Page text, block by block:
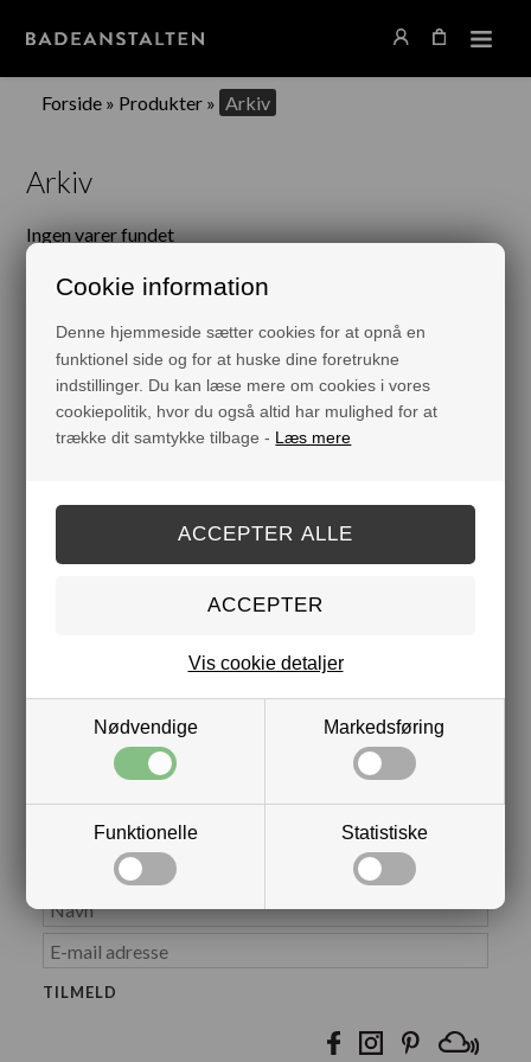
Cookie information
Denne hjemmeside sætter cookies for at opnå en
funktionel side og for at huske dine foretrukne
indstillinger. Du kan læse mere om cookies i vores
cookiepolitik, hvor du også altid har mulighed for at
trække dit samtykke tilbage - Læs mere
Nødvendige Markedsføring
Funktionelle Statistiske
Vis cookie detaljer
Forside » Produkter » Arkiv
Arkiv
Ingen varer fundet
INFORMATION
CVR: DK26617758
Voerbjergvej 40 S
DK-9400 Nørresundby
Tlf. +45 9877 0588 (kl. 09-15)
NYHEDSBREV